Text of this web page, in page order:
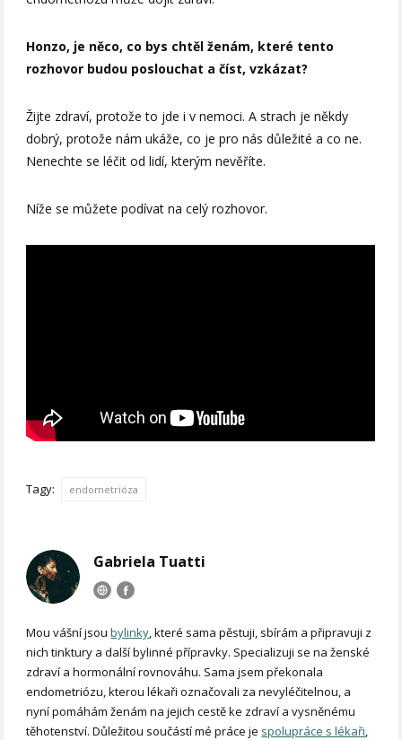
Honzo, je něco, co bys chtěl ženám, které tento
rozhovor budou poslouchat a číst, vzkázat?
Žijte zdraví, protože to jde i v nemoci. A strach je někdy
dobrý, protože nám ukáže, co je pro nás důležité a co ne.
Nenechte se léčit od lidí, kterým nevěříte.
Níže se můžete podívat na celý rozhovor.
Tagy: endometrióza
Gabriela Tuatti
Mou vášní jsoubylinky, které sama pěstuji, sbírám a připravuji z
nich tinktury a další bylinné přípravky. Specializuji se na ženské
zdraví a hormonální rovnováhu. Sama jsem překonala
endometriózu, kterou lékaři označovali za nevyléčitelnou, a
nyní pomáhám ženám na jejich cestě ke zdraví a vysněnému
těhotenství. Důležitou součástí mé práce je spolupráce s lékaři,